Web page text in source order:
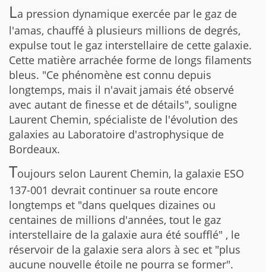
La pression dynamique exercée par le gaz de
l'amas, chauffé à plusieurs millions de degrés,
expulse tout le gaz interstellaire de cette galaxie.
Cette matière arrachée forme de longs filaments
bleus. "Ce phénomène est connu depuis
longtemps, mais il n'avait jamais été observé
avec autant de finesse et de détails", souligne
Laurent Chemin, spécialiste de l'évolution des
galaxies au Laboratoire d'astrophysique de
Bordeaux.
Toujours selon Laurent Chemin, la galaxie ESO
137-001 devrait continuer sa route encore
longtemps et "dans quelques dizaines ou
centaines de millions d'années, tout le gaz
interstellaire de la galaxie aura été soufflé" , le
réservoir de la galaxie sera alors à sec et "plus
aucune nouvelle étoile ne pourra se former".